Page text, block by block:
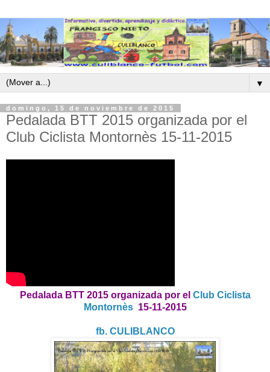
▼
domingo, 15 de noviembre de 2015
Pedalada BTT 2015 organizada por el
Club Ciclista Montornès 15-11-2015
Pedalada BTT 2015 organizada por el Club Ciclista
Montornès 15-11-2015
fb. CULIBLANCO